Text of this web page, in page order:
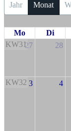
Jahr Monat
Mo Di
KW3127 28
KW32 3 4